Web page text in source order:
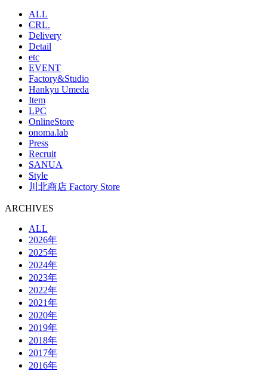
ALL
CRL.
Delivery
Detail
etc
EVENT
Factory&Studio
Hankyu Umeda
Item
LPC
OnlineStore
onoma.lab
Press
Recruit
SANUA
Style
川北商店 Factory Store
ARCHIVES
ALL
2026年
2025年
2024年
2023年
2022年
2021年
2020年
2019年
2018年
2017年
2016年